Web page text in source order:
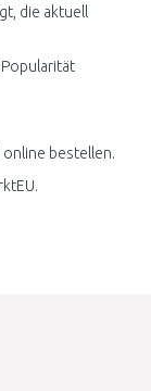
die aktuell
bestellen.